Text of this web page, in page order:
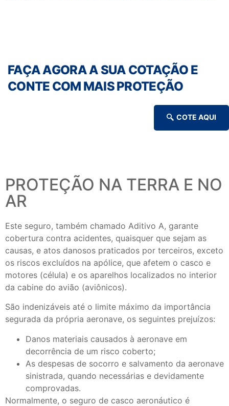
FAÇA AGORA A SUA COTAÇÃO E
CONTE COM MAIS PROTEÇÃO
COTE AQUI
PROTEÇÃO NA TERRA E NO
AR
Este seguro, também chamado Aditivo A, garante
cobertura contra acidentes, quaisquer que sejam as
causas, e atos danosos praticados por terceiros, exceto
os riscos excluídos na apólice, que afetem o casco e
motores (célula) e os aparelhos localizados no interior
da cabine do avião (aviônicos).
São indenizáveis até o limite máximo da importância
segurada da própria aeronave, os seguintes prejuízos:
Danos materiais causados à aeronave em
decorrência de um risco coberto;
As despesas de socorro e salvamento da aeronave
sinistrada, quando necessárias e devidamente
comprovadas.
Normalmente, o seguro de casco aeronáutico é